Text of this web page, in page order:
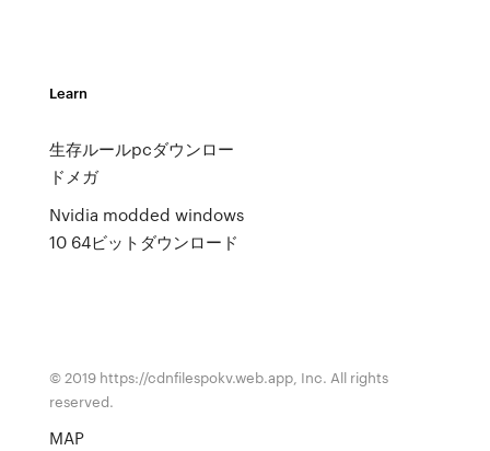
Learn
生存ルールpcダウンロー
ドメガ
Nvidia modded windows
10 64ビットダウンロード
© 2019 https://cdnfilespokv.web.app, Inc. All rights
reserved.
MAP